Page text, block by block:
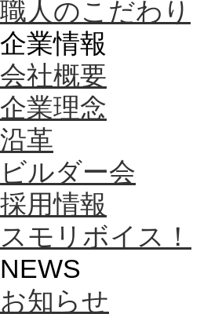
職人のこだわり
企業情報
会社概要
企業理念
沿革
ビルダー会
採用情報
スモリボイス！
NEWS
お知らせ